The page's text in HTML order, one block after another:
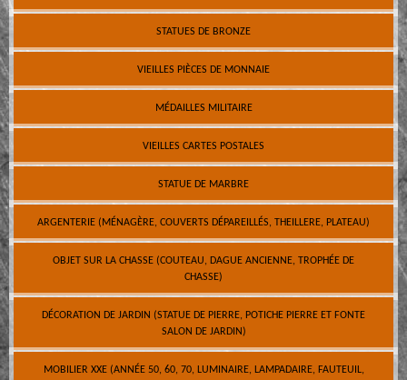
STATUES DE BRONZE
VIEILLES PIÈCES DE MONNAIE
MÉDAILLES MILITAIRE
VIEILLES CARTES POSTALES
STATUE DE MARBRE
ARGENTERIE (MÉNAGÈRE, COUVERTS DÉPAREILLÉS, THEILLERE, PLATEAU)
OBJET SUR LA CHASSE (COUTEAU, DAGUE ANCIENNE, TROPHÉE DE
CHASSE)
DÉCORATION DE JARDIN (STATUE DE PIERRE, POTICHE PIERRE ET FONTE
SALON DE JARDIN)
MOBILIER XXE (ANNÉE 50, 60, 70, LUMINAIRE, LAMPADAIRE, FAUTEUIL,